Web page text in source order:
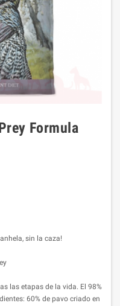
Formula
sin la caza!
las etapas de la vida. El 98%
60% de pavo criado en